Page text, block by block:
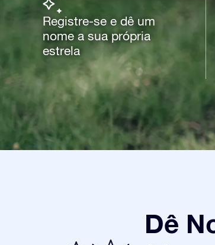
Registre-se e dê um
nome a sua própria
estrela
Dê